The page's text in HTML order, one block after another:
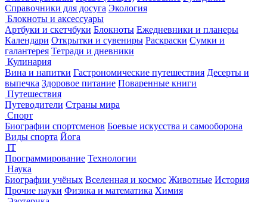
Справочники для досуга Экология
Блокноты и аксессуары
Артбуки и скетчбуки Блокноты Ежедневники и планеры
Календари Открытки и сувениры Раскраски Сумки и
галантерея Тетради и дневники
Кулинария
Вина и напитки Гастрономические путешествия Десерты и
выпечка Здоровое питание Поваренные книги
Путешествия
Путеводители Страны мира
Спорт
Биографии спортсменов Боевые искусства и самооборона
Виды спорта Йога
IT
Программирование Технологии
Наука
Биографии учёных Вселенная и космос Животные История
Прочие науки Физика и математика Химия